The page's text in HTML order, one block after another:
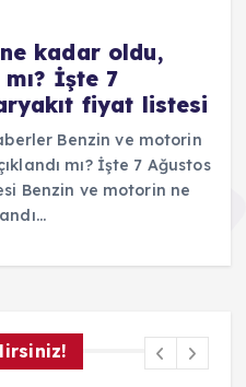
kadar oldu,
İşte 7
fiyat listesi
Benzin ve motorin
mı? İşte 7 Ağustos
Benzin ve motorin ne